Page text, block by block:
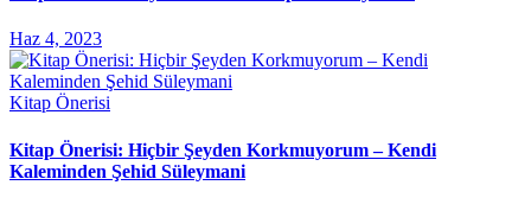
Haz 4, 2023
Kitap Önerisi
Kitap Önerisi: Hiçbir Şeyden Korkmuyorum – Kendi
Kaleminden Şehid Süleymani